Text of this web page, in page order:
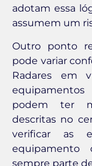
adotam essa
assumem um
Outro ponto
pode variar
Radares em
podem ter
descritas no
verificar as
sempre parte